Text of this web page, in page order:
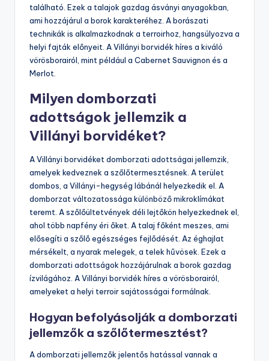
található. Ezek a talajok gazdag ásványi anyagokban,
ami hozzájárul a borok karakteréhez. A borászati
technikák is alkalmazkodnak a terroirhoz, hangsúlyozva a
helyi fajták előnyeit. A Villányi borvidék híres a kiváló
vörösborairól, mint például a Cabernet Sauvignon és a
Merlot.
Milyen domborzati
adottságok jellemzik a
Villányi borvidéket?
A Villányi borvidéket domborzati adottságai jellemzik,
amelyek kedveznek a szőlőtermesztésnek. A terület
dombos, a Villányi-hegység lábánál helyezkedik el. A
domborzat változatossága különböző mikroklímákat
teremt. A szőlőültetvények déli lejtőkön helyezkednek el,
ahol több napfény éri őket. A talaj főként meszes, ami
elősegíti a szőlő egészséges fejlődését. Az éghajlat
mérsékelt, a nyarak melegek, a telek hűvösek. Ezek a
domborzati adottságok hozzájárulnak a borok gazdag
ízvilágához. A Villányi borvidék híres a vörösborairól,
amelyeket a helyi terroir sajátosságai formálnak.
Hogyan befolyásolják a domborzati
jellemzők a szőlőtermesztést?
A domborzati jellemzők jelentős hatással vannak a